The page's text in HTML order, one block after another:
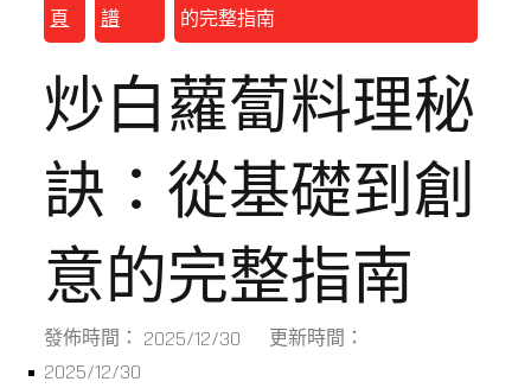
頁
譜
的完整指南
炒白蘿蔔料理秘
訣：從基礎到創
意的完整指南
發佈時間： 2025/12/30 更新時間：
2025/12/30